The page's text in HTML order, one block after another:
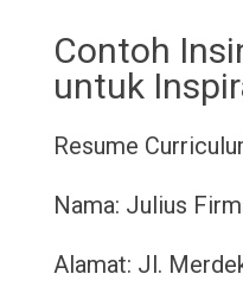
Contoh
untuk
Resume
Nama: Julius
Alamat: Jl.